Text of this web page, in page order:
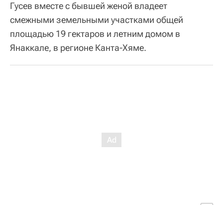
Гусев вместе с бывшей женой владеет
смежными земельными участками общей
площадью 19 гектаров и летним домом в
Янаккале, в регионе Канта-Хяме.